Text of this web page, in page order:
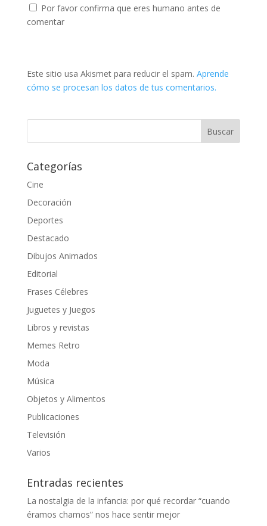
Por favor confirma que eres humano antes de
comentar
Este sitio usa Akismet para reducir el spam. Aprende
cómo se procesan los datos de tus comentarios.
Categorías
Cine
Decoración
Deportes
Destacado
Dibujos Animados
Editorial
Frases Célebres
Juguetes y Juegos
Libros y revistas
Memes Retro
Moda
Música
Objetos y Alimentos
Publicaciones
Televisión
Varios
Entradas recientes
La nostalgia de la infancia: por qué recordar “cuando
éramos chamos” nos hace sentir mejor